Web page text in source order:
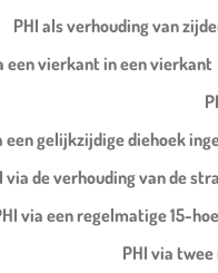
PHI als verhouding van
een vierkant in een vierkant
een gelijkzijdige diehoek
via de verhouding van de
via een regelmatige 15-
PHI via